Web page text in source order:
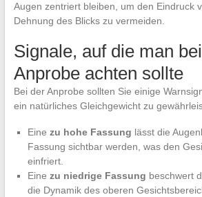
Augen zentriert bleiben, um den Eindruck
Dehnung des Blicks zu vermeiden.
Signale, auf die man
Anprobe achten sollte
Bei der Anprobe sollten Sie einige
ein natürliches Gleichgewicht zu
Eine zu hohe Fassung lässt die
Fassung sichtbar werden, was den
einfriert.
Eine zu niedrige Fassung beschwert
die Dynamik des oberen